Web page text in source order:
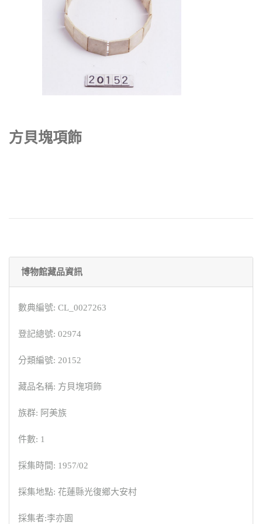
方貝塊項飾
博物館藏品資訊
數典編號: CL_0027263
登記總號: 02974
分類編號: 20152
藏品名稱: 方貝塊項飾
族群: 阿美族
件數: 1
採集時間: 1957/02
採集地點: 花蓮縣光復鄉大安村
採集者:李亦園